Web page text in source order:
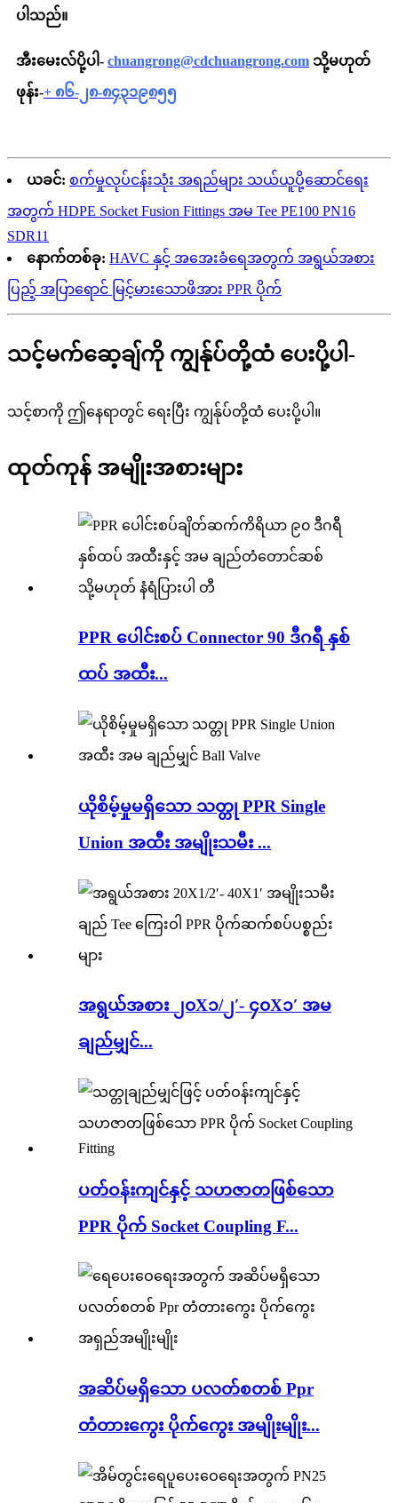
ပါသည်။
အီးမေးလ်ပို့ပါ- chuangrong@cdchuangrong.com သို့မဟုတ်
ဖုန်း-+ ၈၆-၂၈-၈၄၃၁၉၈၅၅
ယခင်: စက်မှုလုပ်ငန်းသုံး အရည်များ သယ်ယူပို့ဆောင်ရေး
အတွက် HDPE Socket Fusion Fittings အမ Tee PE100 PN16
SDR11
နောက်တစ်ခု: HAVC နှင့် အအေးခံရေအတွက် အရွယ်အစား
ပြည့် အပြာရောင် မြင့်မားသောဖိအား PPR ပိုက်
သင့်မက်ဆေ့ချ်ကို ကျွန်ုပ်တို့ထံ ပေးပို့ပါ-
သင့်စာကို ဤနေရာတွင် ရေးပြီး ကျွန်ုပ်တို့ထံ ပေးပို့ပါ။
ထုတ်ကုန် အမျိုးအစားများ
PPR ပေါင်းစပ် Connector 90 ဒီဂရီ နှစ်
ထပ် အထီး...
ယိုစိမ့်မှုမရှိသော သတ္တု PPR Single
Union အထီး အမျိုးသမီး ...
အရွယ်အစား ၂၀X၁/၂′- ၄၀X၁′ အမ
ချည်မျှင်...
ပတ်ဝန်းကျင်နှင့် သဟဇာတဖြစ်သော
PPR ပိုက် Socket Coupling F...
အဆိပ်မရှိသော ပလတ်စတစ် Ppr
တံတားကွေး ပိုက်ကွေး အမျိုးမျိုး...